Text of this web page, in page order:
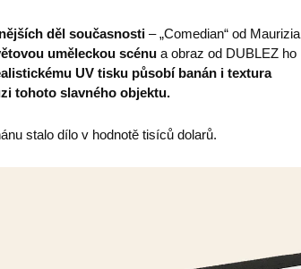
děl současnosti – „Comedian“ od Maurizia
uměleckou scénu a obraz od DUBLEZ ho
UV tisku působí banán i textura
tohoto slavného objektu.
stalo dílo v hodnotě tisíců dolarů.